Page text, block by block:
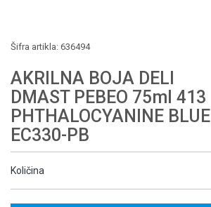
Šifra artikla: 636494
AKRILNA BOJA DELI
DMAST PEBEO 75ml 413
PHTHALOCYANINE BLUE
EC330-PB
Količina